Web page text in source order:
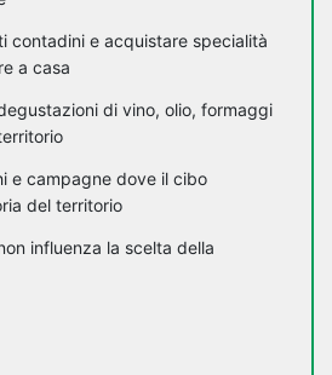
contadini e acquistare specialità
a casa
di vino, olio, formaggi
e campagne dove il cibo
del territorio
influenza la scelta della